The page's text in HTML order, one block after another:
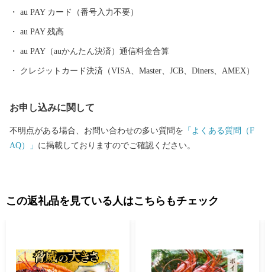
au PAY カード（番号入力不要）
au PAY 残高
au PAY（auかんたん決済）通信料金合算
クレジットカード決済（VISA、Master、JCB、Diners、AMEX）
お申し込みに関して
不明点がある場合、お問い合わせの多い質問を 「よくある質問（F
AQ）」 に掲載しておりますのでご確認ください。
この返礼品を見ている人はこちらもチェック